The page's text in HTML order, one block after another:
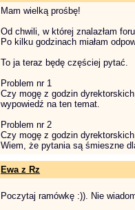
Mam wielką prośbę!
Od chwili, w której znalazłam
Po kilku godzinach miałam
To ja teraz będę częściej pytać.
Problem nr 1
Czy mogę z godzin
wypowiedź na ten temat.
Problem nr 2
Czy mogę z godzin
Wiem, że pytania są śmieszne
Ewa z Rz
Poczytaj ramówkę :)). Nie